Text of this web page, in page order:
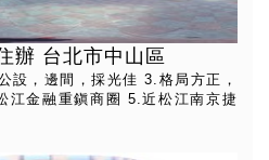
辦 台北市中山區
設，邊間，採光佳 3.格局方正，
江金融重鎭商圈 5.近松江南京捷